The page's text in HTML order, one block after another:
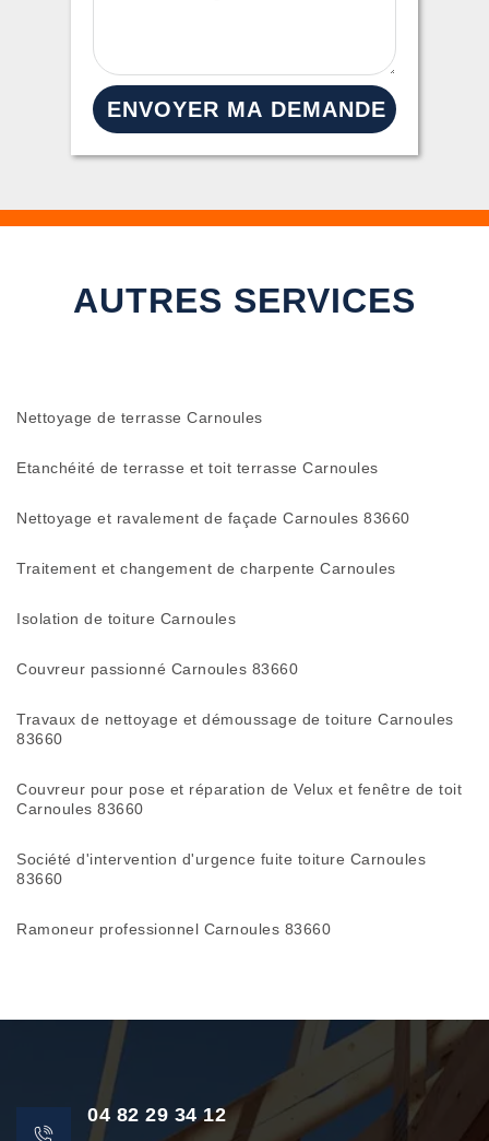
AUTRES SERVICES
Nettoyage de terrasse Carnoules
Etanchéité de terrasse et toit terrasse Carnoules
Nettoyage et ravalement de façade Carnoules 83660
Traitement et changement de charpente Carnoules
Isolation de toiture Carnoules
Couvreur passionné Carnoules 83660
Travaux de nettoyage et démoussage de toiture Carnoules
83660
Couvreur pour pose et réparation de Velux et fenêtre de toit
Carnoules 83660
Société d'intervention d'urgence fuite toiture Carnoules
83660
Ramoneur professionnel Carnoules 83660
04 82 29 34 12